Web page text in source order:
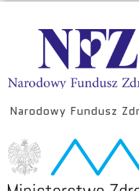
Narodowy Fundusz